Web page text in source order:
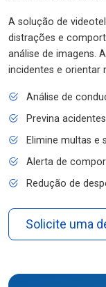
A solução de
distrações e
análise de imagens.
incidentes e orientar
Análise de
Previna acidentes
Elimine multas e
Alerta de
Redução de
Solicite uma